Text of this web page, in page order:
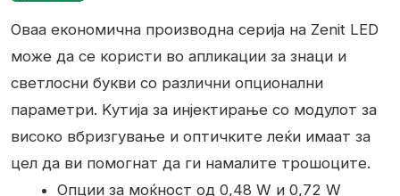
Оваа економична производна серија на Zenit LED
може да се користи во апликации за знаци и
светлосни букви со различни опционални
параметри. Kутија за инјектирање со модулот за
високо вбризгување и оптичките леќи имаат за
цел да ви помогнат да ги намалите трошоците.
Опции за моќност од 0,48 W и 0,72 W